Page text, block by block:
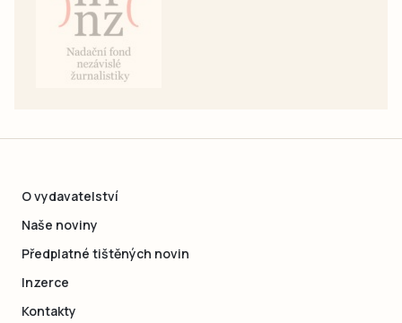
O vydavatelství
Naše noviny
Předplatné tištěných novin
Inzerce
Kontakty